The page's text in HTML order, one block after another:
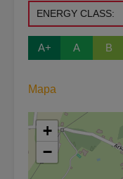
ENERGY CLASS:
A+ A B
Mapa
+
−